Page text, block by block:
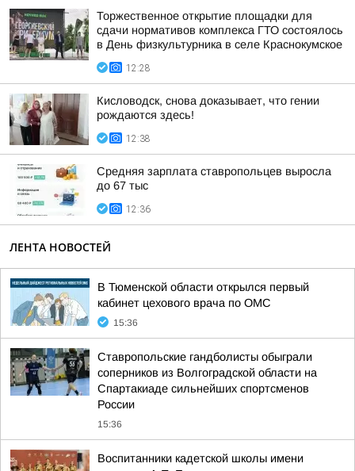
Торжественное открытие площадки для
сдачи нормативов комплекса ГТО состоялось
в День физкультурника в селе Краснокумское
12:28
Кисловодск, снова доказывает, что гении
рождаются здесь!
12:38
Средняя зарплата ставропольцев выросла
до 67 тыс
12:36
ЛЕНТА НОВОСТЕЙ
В Тюменской области открылся первый
кабинет цехового врача по ОМС
15:36
Ставропольские гандболисты обыграли
соперников из Волгоградской области на
Спартакиаде сильнейших спортсменов
России
15:36
Воспитанники кадетской школы имени